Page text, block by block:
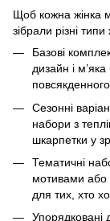
Щоб кожна жінка
зібрали різні
Базові
дизайн і
Сезонні
набори з
шкарпетки у
Тематичні
мотивами або
для тих, хто
Упорядковані